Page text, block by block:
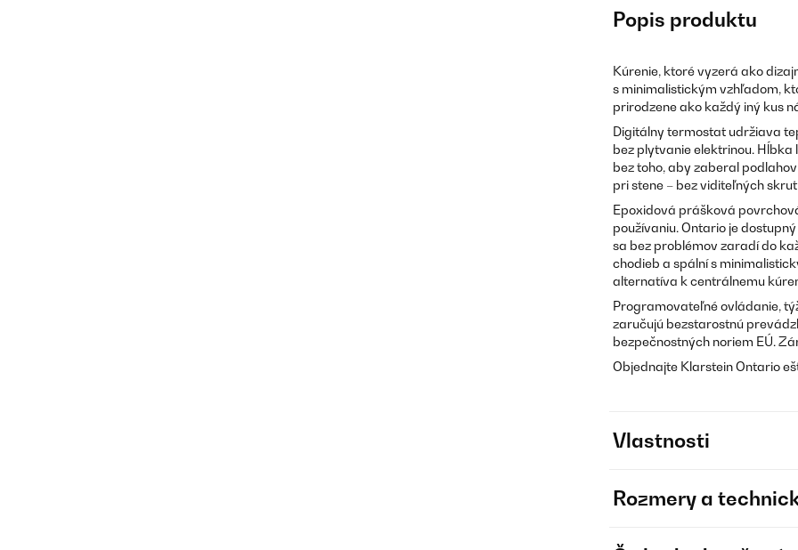
Popis produktu
Kúrenie, ktoré vyzerá ako
s minimalistickým vzhľadom,
prirodzene ako každý iný kus
Digitálny termostat udržiava
bez plytvanie elektrinou. Hĺbka
bez toho, aby zaberal
pri stene – bez viditeľných
Epoxidová prášková
používaniu. Ontario je
sa bez problémov zaradí do
chodieb a spální s
alternatíva k centrálnemu
Programovateľné ovládanie,
zaručujú bezstarostnú
bezpečnostných noriem EÚ.
Objednajte Klarstein Ontario
Vlastnosti
Rozmery a